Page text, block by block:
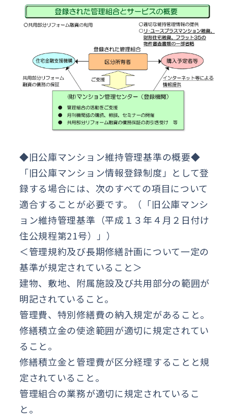
◆旧公庫マンション維持管理基準の概要◆
「旧公庫マンション情報登録制度」として登
録する場合には、次のすべての項目について
適合することが必要です。（「旧公庫マンシ
ョン維持管理基準（平成１３年４月２日付け
住公規程第21号）」）
＜管理規約及び長期修繕計画について一定の
基準が規定されていること＞
建物、敷地、附属施設及び共用部分の範囲が
明記されていること。
管理費、特別修繕費の納入規定があること。
修繕積立金の使途範囲が適切に規定されてい
ること。
修繕積立金と管理費が区分経理することと規
定されていること。
管理組合の業務が適切に規定されているこ
と。